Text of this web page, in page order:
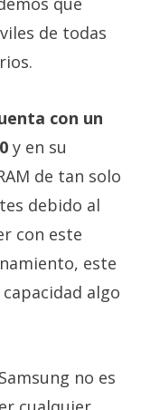
de todas
con un
y en su
de tan solo
debido al
con este
este
algo
no es